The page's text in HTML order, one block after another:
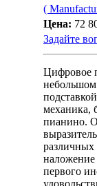
(
Цена: 72
Задайте
Цифровое
небольшом
механика,
пианино.
различных
наложение
первого